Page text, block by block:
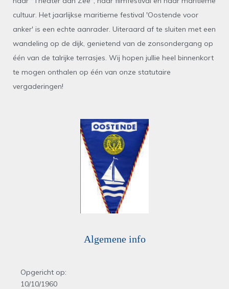
cultuur. Het jaarlijkse maritieme festival 'Oostende voor
anker' is een echte aanrader. Uiteraard af te sluiten met een
wandeling op de dijk, genietend van de zonsondergang op
één van de talrijke terrasjes. Wij hopen jullie heel binnenkort
te mogen onthalen op één van onze statutaire
vergaderingen!
Algemene info
Opgericht op:
10/10/1960